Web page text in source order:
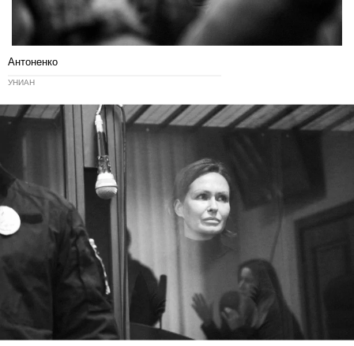
Антоненко
УНИАН